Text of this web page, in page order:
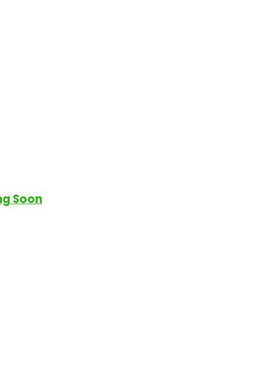
Soon